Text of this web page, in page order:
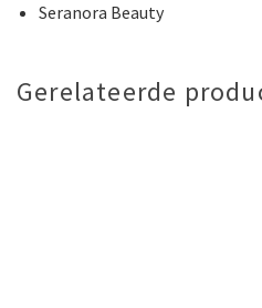
Seranora Beauty
Gerelateerde